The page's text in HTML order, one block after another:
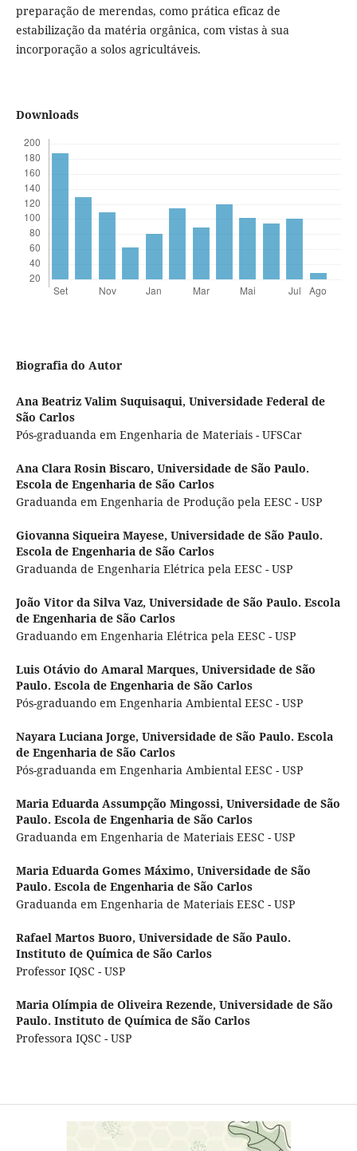
preparação de merendas, como prática eficaz de
estabilização da matéria orgânica, com vistas à sua
incorporação a solos agricultáveis.
Downloads
Biografia do Autor
Ana Beatriz Valim Suquisaqui, Universidade Federal de
São Carlos
Pós-graduanda em Engenharia de Materiais - UFSCar
Ana Clara Rosin Biscaro, Universidade de São Paulo.
Escola de Engenharia de São Carlos
Graduanda em Engenharia de Produção pela EESC - USP
Giovanna Siqueira Mayese, Universidade de São Paulo.
Escola de Engenharia de São Carlos
Graduanda de Engenharia Elétrica pela EESC - USP
João Vitor da Silva Vaz, Universidade de São Paulo. Escola
de Engenharia de São Carlos
Graduando em Engenharia Elétrica pela EESC - USP
Luis Otávio do Amaral Marques, Universidade de São
Paulo. Escola de Engenharia de São Carlos
Pós-graduando em Engenharia Ambiental EESC - USP
Nayara Luciana Jorge, Universidade de São Paulo. Escola
de Engenharia de São Carlos
Pós-graduanda em Engenharia Ambiental EESC - USP
Maria Eduarda Assumpção Mingossi, Universidade de São
Paulo. Escola de Engenharia de São Carlos
Graduanda em Engenharia de Materiais EESC - USP
Maria Eduarda Gomes Máximo, Universidade de São
Paulo. Escola de Engenharia de São Carlos
Graduanda em Engenharia de Materiais EESC - USP
Rafael Martos Buoro, Universidade de São Paulo.
Instituto de Química de São Carlos
Professor IQSC - USP
Maria Olímpia de Oliveira Rezende, Universidade de São
Paulo. Instituto de Química de São Carlos
Professora IQSC - USP